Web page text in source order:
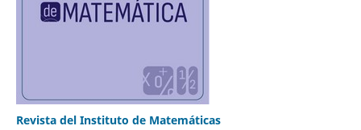
Revista del Instituto de Matemáticas